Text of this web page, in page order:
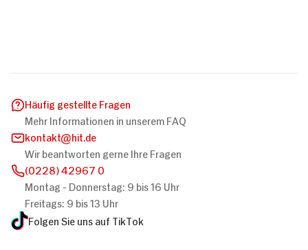
Häufig gestellte Fragen
Mehr Informationen in unserem FAQ
kontakt
hit.de
Wir beantworten gerne Ihre Fragen
(0228) 42967 0
Montag - Donnerstag: 9 bis 16 Uhr
Freitags: 9 bis 13 Uhr
Folgen Sie uns auf TikTok